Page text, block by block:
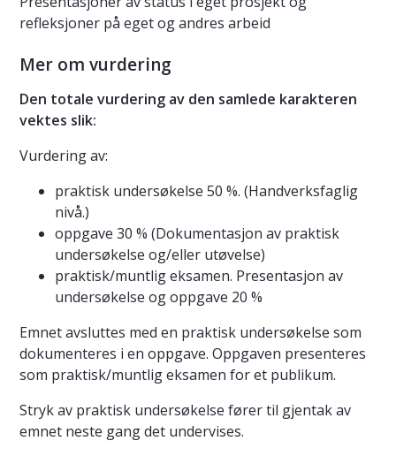
refleksjoner på eget og andres arbeid
Mer om vurdering
Den totale vurdering av den samlede karakteren
vektes slik:
Vurdering av:
praktisk undersøkelse 50 %. (Handverksfaglig
nivå.)
oppgave 30 % (Dokumentasjon av praktisk
undersøkelse og/eller utøvelse)
praktisk/muntlig eksamen. Presentasjon av
undersøkelse og oppgave 20 %
Emnet avsluttes med en praktisk undersøkelse som
dokumenteres i en oppgave. Oppgaven presenteres
som praktisk/muntlig eksamen for et publikum.
Stryk av praktisk undersøkelse fører til gjentak av
emnet neste gang det undervises.